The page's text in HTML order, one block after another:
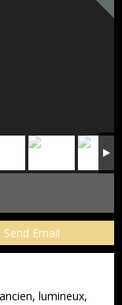
Send Email
lumineux,